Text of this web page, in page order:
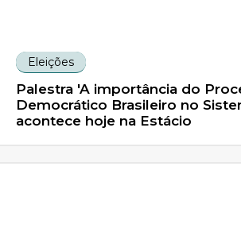
Eleições
Palestra 'A importância do
Democrático Brasileiro no
acontece hoje na Estácio